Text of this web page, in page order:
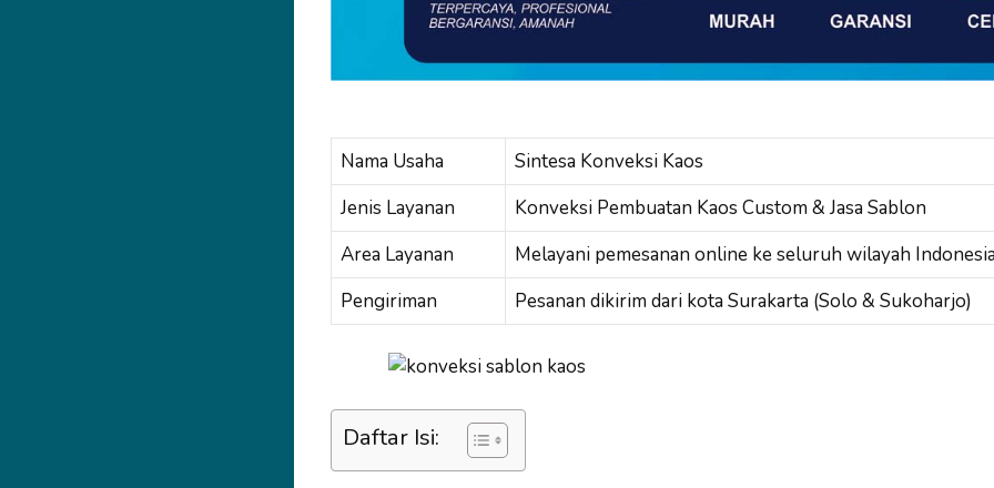
Nama Usaha
Sintesa Konveksi Kaos
Jenis Layanan
Konveksi Pembuatan Kaos Custom & Jasa Sablon
Area Layanan
Melayani pemesanan online ke seluruh wilayah
Pengiriman
Pesanan dikirim dari kota Surakarta (Solo & Sukoharjo)
Daftar Isi: